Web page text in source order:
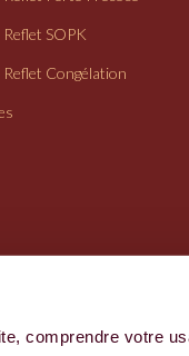
comprendre votre
SOPK
Congélation